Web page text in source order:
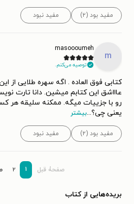
مفید بود (۲) مفید نبود
m
masoooumeh
توصیه می‌کنم.
کتابی فوق العاده . اگه سهره طلایی از
عاااشق این کتابم میشین. دانا تارت
یعنی چی؟...بیشتر
مفید بود (۲) مفید نبود
صفحۀ قبل ۱ ۲
بریده‌هایی از کتاب